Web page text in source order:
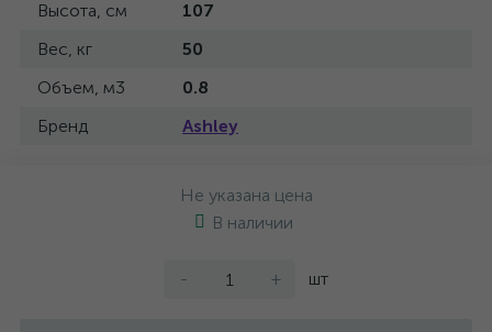
Высота, см
107
Вес, кг
50
Объем, м3
0.8
Бренд
Ashley
Не указана цена
В наличии
- + шт